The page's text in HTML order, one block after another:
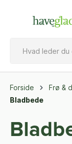
Forside Frø &
Bladbede